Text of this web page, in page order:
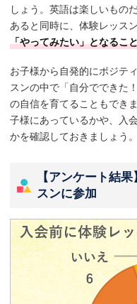
しょう。英語は楽しいもの
あると同時に、体験レッス
「やってみたい」となるこ
お子様から自発的にポジテ
スンの中で「自分でできた
の自信を育てることもでき
子様にあっているかや、入
かを確認しておきましょう。
【アンケート結
スンに参加